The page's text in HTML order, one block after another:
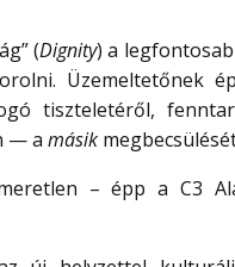
(Dignity) a
Üzemeltetőnek
tiszteletéről,
— a másik
– épp a C3